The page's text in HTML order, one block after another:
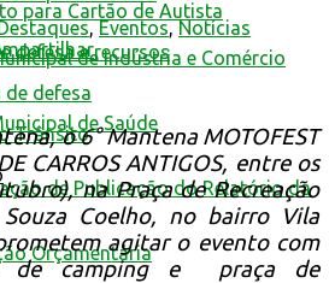
para Cartão de Autista
defesa e recursos
defesa
Trânsito
de Indústria e Comércio
de Saúde
de Publicação do Relatório da
Orçamentária
,Eventos,Notícias
o 6° Mantena MOTOFEST
CARROS ANTIGOS, entre os
na Praça de Recreação
Coelho, no bairro Vila
agitar o evento com
de camping e praça de